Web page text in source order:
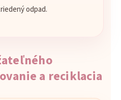
odpad.
a reciklacia